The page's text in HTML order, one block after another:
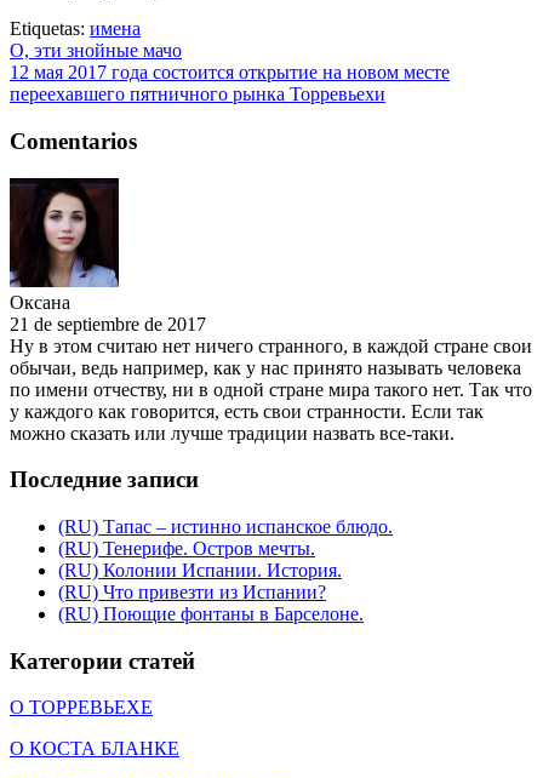
Etiquetas: имена
О, эти знойные мачо
12 мая 2017 года состоится открытие на новом месте
переехавшего пятничного рынка Торревьехи
Comentarios
Оксана
21 de septiembre de 2017
Ну в этом считаю нет ничего странного, в каждой стране свои
обычаи, ведь например, как у нас принято называть человека
по имени отчеству, ни в одной стране мира такого нет. Так что
у каждого как говорится, есть свои странности. Если так
можно сказать или лучше традиции назвать все-таки.
Последние записи
(RU) Тапас – истинно испанское блюдо.
(RU) Тенерифе. Остров мечты.
(RU) Колонии Испании. История.
(RU) Что привезти из Испании?
(RU) Поющие фонтаны в Барселоне.
Категории статей
О ТОРРЕВЬЕХЕ
О КОСТА БЛАНКЕ